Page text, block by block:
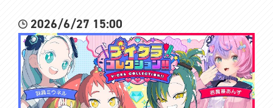
おります！
✿RPGなどのボリュームたっぷりなゲームを長期間・長時間配信するこ
とも多いのですが、配信でも動画でも、YoutubeでもTwitchでも、見や
すい方法で視聴して頂けたらとても嬉しいです！
✿詳しい配信スケジュールはTwitterでお知らせしております。急に変
更する事もありますのでこちらでご確認ください！
2026/6/27 15:00